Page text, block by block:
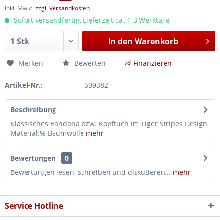
inkl. MwSt.zzgl. Versandkosten
Sofort versandfertig, Lieferzeit ca. 1-3 Werktage
In den Warenkorb
Merken Bewerten Finanzieren
Artikel-Nr.: 509382
Beschreibung
Klassisches Bandana bzw. Kopftuch im Tiger Stripes Design
Material:% Baumwolle mehr
Bewertungen
0
Bewertungen lesen, schreiben und diskutieren... mehr
Service Hotline